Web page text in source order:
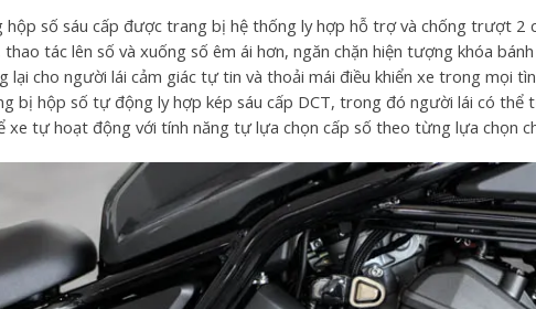
hộp số sáu cấp được trang bị hệ thống ly hợp hỗ trợ và chống trượt 2
tác lên số và xuống số êm ái hơn, ngăn chặn hiện tượng khóa
lại cho người lái cảm giác tự tin và thoải mái điều khiển xe trong mọi
bị hộp số tự động ly hợp kép sáu cấp DCT, trong đó người lái có thể
xe tự hoạt động với tính năng tự lựa chọn cấp số theo từng lựa chọn